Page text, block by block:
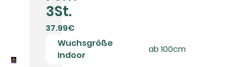
3St.
37.99€
Wuchsgröße
Indoor
ab 100cm